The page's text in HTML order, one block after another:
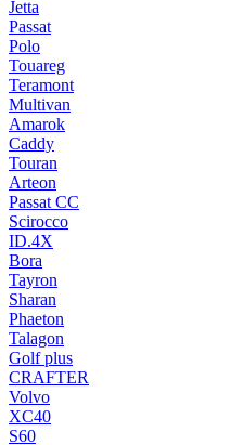
Jetta
Passat
Polo
Touareg
Teramont
Multivan
Amarok
Caddy
Touran
Arteon
Passat CC
Scirocco
ID.4X
Bora
Tayron
Sharan
Phaeton
Talagon
Golf plus
CRAFTER
Volvo
XC40
S60